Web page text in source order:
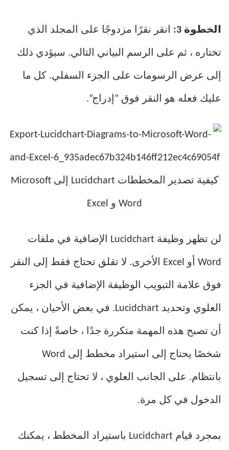
الخطوة 3: انقر نقرًا مزدوجًا على المجلد الذي
تختاره ، ثم على الرسم البياني التالي. سيؤدي ذلك
إلى عرض الرسومات على الجزء السفلي. كل ما
عليك فعله هو النقر فوق “إدراج”.
لن تظهر وظيفة Lucidchart الإضافية في ملفات
Word أو Excel الأخرى. لا تقلق تحتاج فقط إلى النقر
فوق علامة التبويب الوظيفة الإضافية في الجزء
العلوي وتحديد Lucidchart. في بعض الأحيان ، يمكن
أن تصبح هذه المهمة متكررة جدًا ، خاصةً إذا كنت
شخصًا يحتاج إلى استيراد مخطط إلى Word
بانتظام. على الجانب العلوي ، لا تحتاج إلى تسجيل
الدخول في كل مرة.
بمجرد قيام Lucidchart باستيراد المخطط ، يمكنك